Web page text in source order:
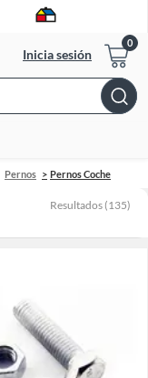
Inicia sesión
Pernos Pernos Coche
Resultados (135)